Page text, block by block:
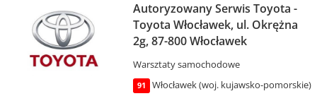
Autoryzowany Serwis Toyota -
Toyota Włocławek, ul. Okrężna
2g, 87-800 Włocławek
Warsztaty samochodowe
91 Włocławek (woj. kujawsko-pomorskie)